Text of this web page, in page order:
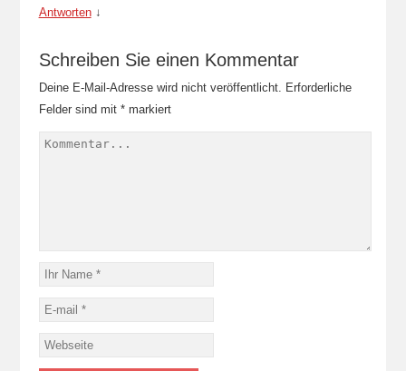
Antworten ↓
Schreiben Sie einen Kommentar
Deine E-Mail-Adresse wird nicht veröffentlicht. Erforderliche
Felder sind mit *markiert